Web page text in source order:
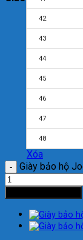
42
43
44
45
46
47
48
Xóa
Giày bảo hộ